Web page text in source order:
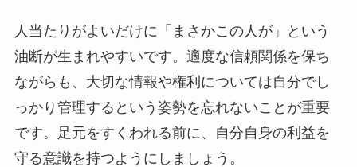
人当たりがよいだけに「まさかこの人が」という
油断が生まれやすいです。適度な信頼関係を保ち
ながらも、大切な情報や権利については自分でし
っかり管理するという姿勢を忘れないことが重要
です。足元をすくわれる前に、自分自身の利益を
守る意識を持つようにしましょう。